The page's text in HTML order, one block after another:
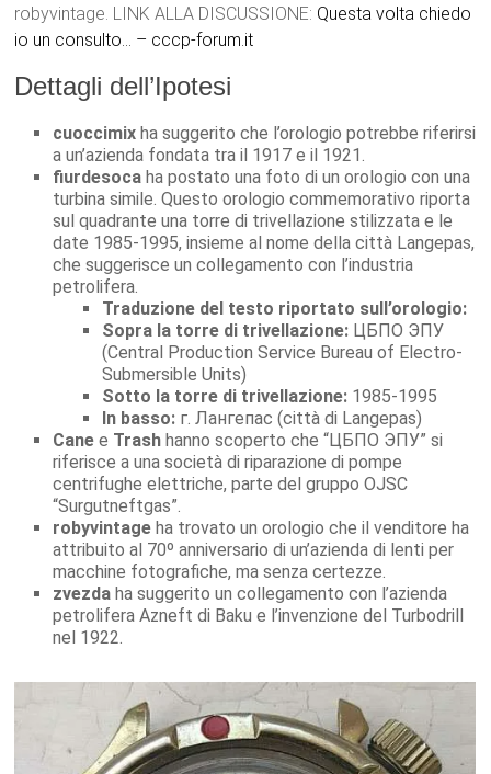
robyvintage. LINK ALLA DISCUSSIONE: Questa volta chiedo
io un consulto… – cccp-forum.it
Dettagli dell’Ipotesi
cuoccimix ha suggerito che l’orologio potrebbe riferirsi
a un’azienda fondata tra il 1917 e il 1921.
fiurdesoca ha postato una foto di un orologio con una
turbina simile. Questo orologio commemorativo riporta
sul quadrante una torre di trivellazione stilizzata e le
date 1985-1995, insieme al nome della città Langepas,
che suggerisce un collegamento con l’industria
petrolifera.
Traduzione del testo riportato sull’orologio:
Sopra la torre di trivellazione: ЦБПО ЭПУ
(Central Production Service Bureau of Electro-
Submersible Units)
Sotto la torre di trivellazione: 1985-1995
In basso: г. Лангепас (città di Langepas)
Cane e Trash hanno scoperto che “ЦБПО ЭПУ” si
riferisce a una società di riparazione di pompe
centrifughe elettriche, parte del gruppo OJSC
“Surgutneftgas”.
robyvintage ha trovato un orologio che il venditore ha
attribuito al 70º anniversario di un’azienda di lenti per
macchine fotografiche, ma senza certezze.
zvezda ha suggerito un collegamento con l’azienda
petrolifera Azneft di Baku e l’invenzione del Turbodrill
nel 1922.